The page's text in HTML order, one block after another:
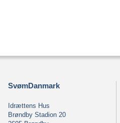
SvømDanmark
Idrættens Hus
Brøndby Stadion 20